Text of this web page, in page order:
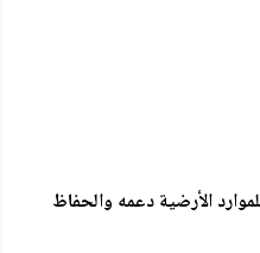
الأرضية دعمه والحفاظ